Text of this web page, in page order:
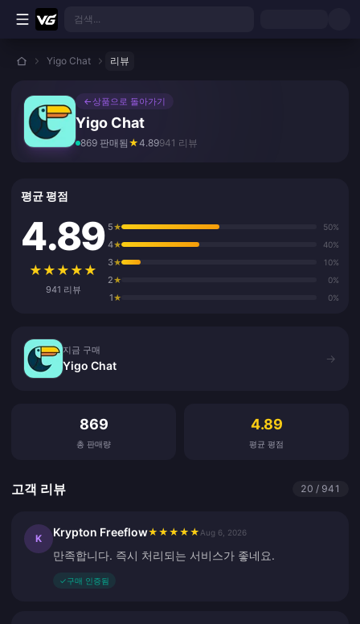
본문으로 바로가기
검색...
Yigo Chat 리뷰
←상품으로 돌아가기
Yigo Chat
869 판매됨 ★4.89941 리뷰
평균 평점
4.89
★ ★ ★ ★ ★
941 리뷰
5★ 50%
4★ 40%
3★ 10%
2★ 0%
1★ 0%
지금 구매
Yigo Chat
→
869
총 판매량
4.89
평균 평점
고객 리뷰 20 / 941
K Krypton Freeflow★ ★ ★ ★ ★ Aug 6, 2026
만족합니다. 즉시 처리되는 서비스가 좋네요.
✓구매 인증됨